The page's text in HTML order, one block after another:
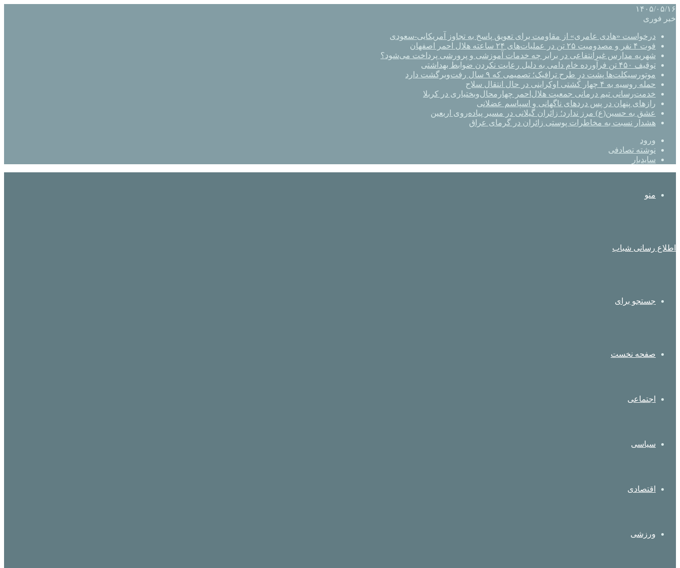
۱۴۰۵/۰۵/۱۶
خبر فوری
درخواست «هادی عامری» از مقاومت برای تعویق پاسخ به تجاوز آمریکایی-سعودی
فوت ۴ نفر و مصدومیت ۲۵ تن در عملیات‌های ۲۴ ساعته هلال احمر اصفهان
شهریه مدارس غیرانتفاعی در برابر چه خدمات آموزشی و پرورشی پرداخت می‌شود؟
توقیف ۴۵۰ تن فرآورده خام دامی به دلیل رعایت نکردن ضوابط بهداشتی
موتورسیکلت‌ها پشت درِ طرح ترافیک؛ تصمیمی که ۹ سال رفت‌وبرگشت دارد
حمله روسیه به ۴ چهار کشتی اوکراینی در حال انتقال سلاح
خدمت‌رسانی تیم درمانی جمعیت هلال‌احمر چهارمحال‌وبختیاری در کربلا
رازهای پنهان در پس دردهای ناگهانی و اسپاسم عضلانی
عشق به حسین(ع) مرز ندارد؛ زائران گیلانی در مسیر پیاده‌روی اربعین
هشدار نسبت به مخاطرات پوستی زائران در گرمای عراق
ورود
نوشته تصادفی
سایدبار
منو
اطلاع رسانی شباب
جستجو برای
صفحه نخست
اجتماعی
سیاسی
اقتصادی
ورزشی